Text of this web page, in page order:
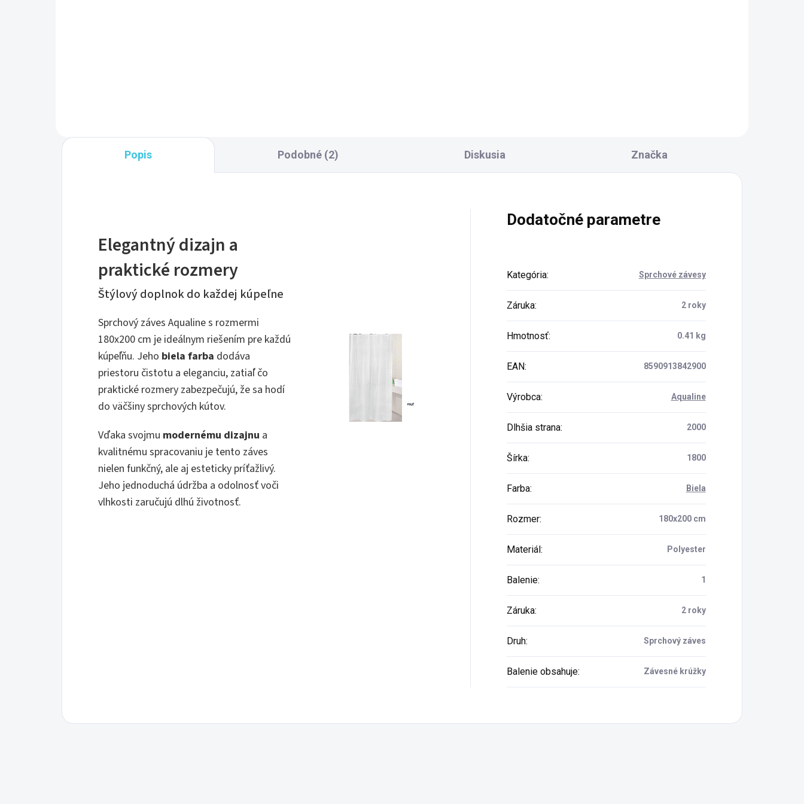
Popis Podobné (2) Diskusia Značka
Elegantný dizajn a
praktické rozmery
Štýlový doplnok do každej kúpeľne
Sprchový záves Aqualine s rozmermi
180x200 cm je ideálnym riešením pre každú
kúpeľňu. Jeho biela farba dodáva
priestoru čistotu a eleganciu, zatiaľ čo
praktické rozmery zabezpečujú, že sa hodí
do väčšiny sprchových kútov.
Vďaka svojmu modernému dizajnu a
kvalitnému spracovaniu je tento záves
nielen funkčný, ale aj esteticky príťažlivý.
Jeho jednoduchá údržba a odolnosť voči
vlhkosti zaručujú dlhú životnosť.
Dodatočné parametre
Kategória: Sprchové závesy
Záruka: 2 roky
Hmotnosť: 0.41 kg
EAN: 8590913842900
Výrobca: Aqualine
Dlhšia strana: 2000
Šírka: 1800
Farba: Biela
Rozmer: 180x200 cm
Materiál: Polyester
Balenie: 1
Záruka: 2 roky
Druh: Sprchový záves
Balenie obsahuje: Závesné krúžky